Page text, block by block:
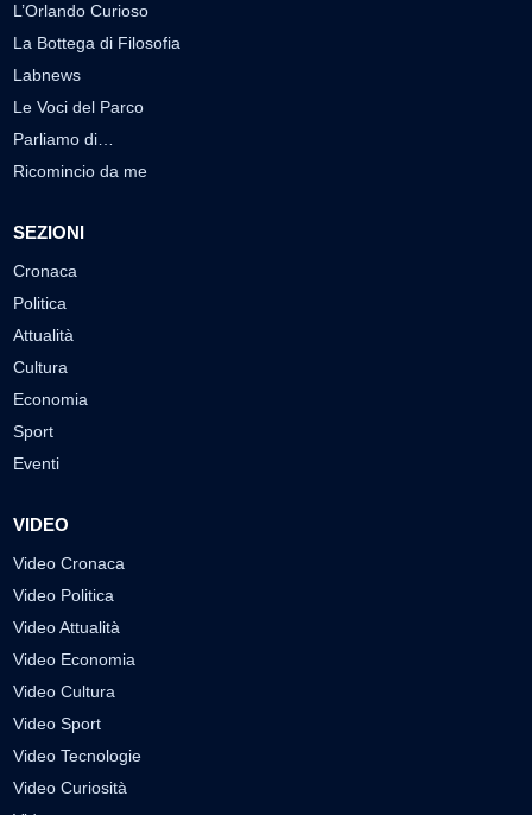
L’Orlando Curioso
La Bottega di Filosofia
Labnews
Le Voci del Parco
Parliamo di…
Ricomincio da me
SEZIONI
Cronaca
Politica
Attualità
Cultura
Economia
Sport
Eventi
VIDEO
Video Cronaca
Video Politica
Video Attualità
Video Economia
Video Cultura
Video Sport
Video Tecnologie
Video Curiosità